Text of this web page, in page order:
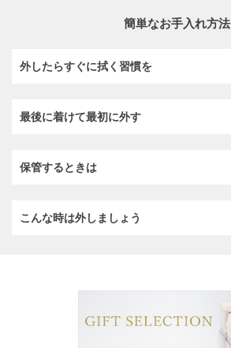
簡単なお手入れ方法
外したらすぐに拭く習慣を
最後に着けて最初に外す
保管するときは
こんな時は外しましょう